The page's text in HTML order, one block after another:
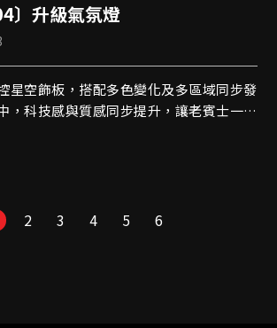
〕升級氣氛燈
星空飾板，搭配多色變化及多區域同步發
，科技感與質感同步提升，讓老賓士一秒
2 3 4 5 6